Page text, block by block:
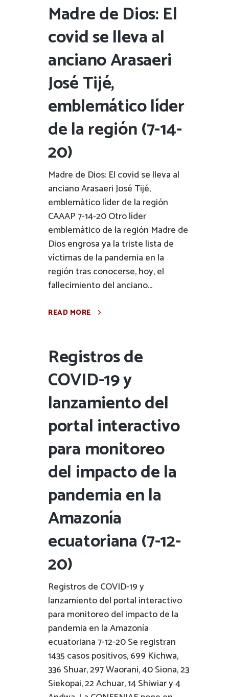
Madre de Dios: El
covid se lleva al
anciano Arasaeri
José Tijé,
emblemático líder
de la región (7-14-
20)
Madre de Dios: El covid se lleva al
anciano Arasaeri José Tijé,
emblemático líder de la región
CAAAP 7-14-20 Otro líder
emblemático de la región Madre de
Dios engrosa ya la triste lista de
víctimas de la pandemia en la
región tras conocerse, hoy, el
fallecimiento del anciano...
READ MORE
Registros de
COVID-19 y
lanzamiento del
portal interactivo
para monitoreo
del impacto de la
pandemia en la
Amazonía
ecuatoriana (7-12-
20)
Registros de COVID-19 y
lanzamiento del portal interactivo
para monitoreo del impacto de la
pandemia en la Amazonía
ecuatoriana 7-12-20 Se registran
1435 casos positivos, 699 Kichwa,
336 Shuar, 297 Waorani, 40 Siona, 23
Siekopai, 22 Achuar, 14 Shiwiar y 4